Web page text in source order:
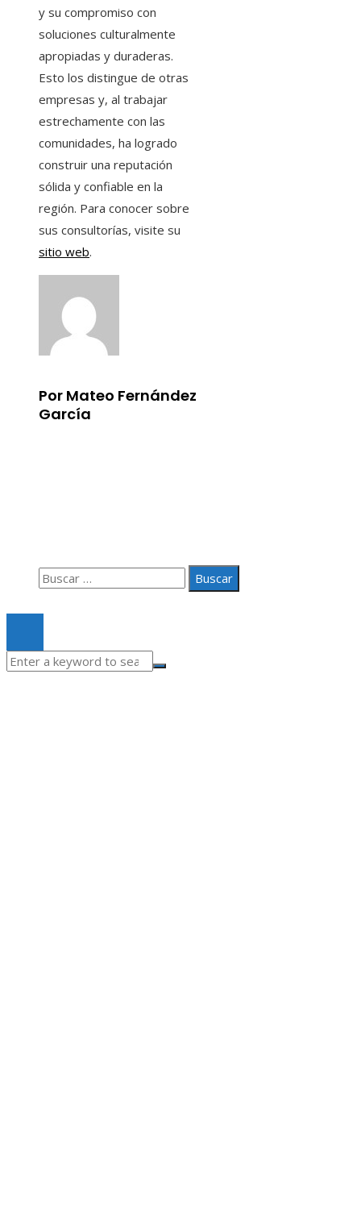
y su compromiso con
soluciones culturalmente
apropiadas y duraderas.
Esto los distingue de otras
empresas y, al trabajar
estrechamente con las
comunidades, ha logrado
construir una reputación
sólida y confiable en la
región. Para conocer sobre
sus consultorías, visite su
sitio web.
Por Mateo Fernández
García
Buscar: